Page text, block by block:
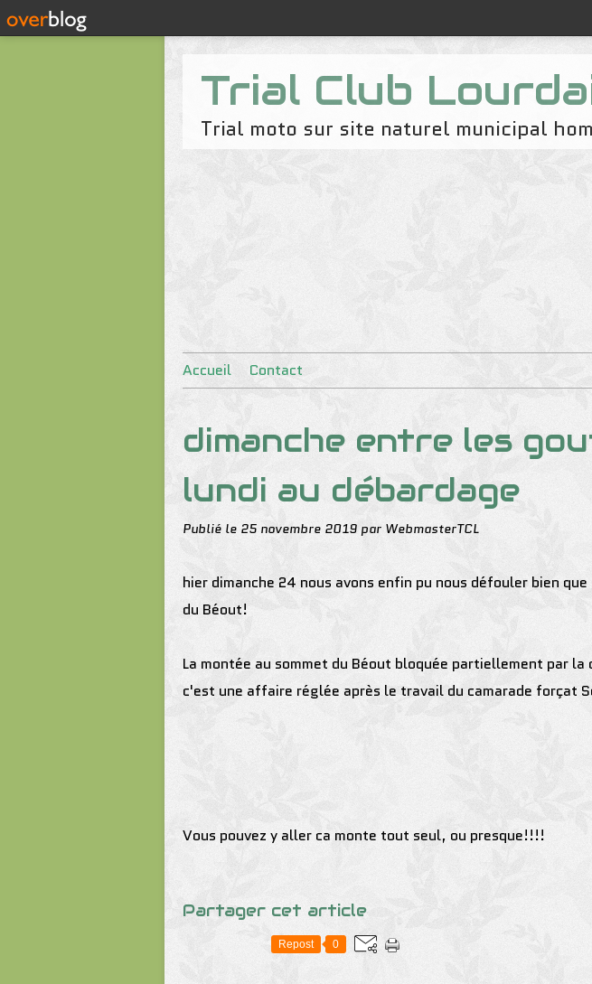
Trial Club
Trial moto sur site naturel municipal
Accueil Contact
dimanche entre les
lundi au débardage
Publié le 25 novembre 2019 par WebmasterTCL
hier dimanche 24 nous avons enfin pu nous défouler bien
du Béout!
La montée au sommet du Béout bloquée partiellement par la
c'est une affaire réglée après le travail du camarade forçat
Vous pouvez y aller ca monte tout seul, ou presque!!!!
Partager cet article
Repost 0